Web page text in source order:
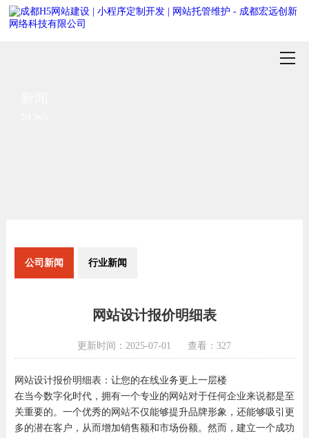
公司新闻 行业新闻
网站设计报价明细表
更新时间：2025-07-01 查看：327
网站设计报价明细表：让您的在线业务更上一层楼
在当今数字化时代，拥有一个专业的网站对于任何企业来说都是至
关重要的。一个优秀的网站不仅能够提升品牌形象，还能够吸引更
多的潜在客户，从而增加销售额和市场份额。然而，建立一个成功